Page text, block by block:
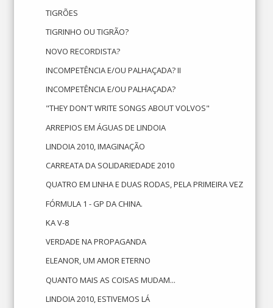
TIGRÕES
TIGRINHO OU TIGRÃO?
NOVO RECORDISTA?
INCOMPETÊNCIA E/OU PALHAÇADA? II
INCOMPETÊNCIA E/OU PALHAÇADA?
"THEY DON'T WRITE SONGS ABOUT VOLVOS"
ARREPIOS EM ÁGUAS DE LINDOIA
LINDOIA 2010, IMAGINAÇÃO
CARREATA DA SOLIDARIEDADE 2010
QUATRO EM LINHA E DUAS RODAS, PELA PRIMEIRA VEZ
FÓRMULA 1 - GP DA CHINA.
KA V-8
VERDADE NA PROPAGANDA
ELEANOR, UM AMOR ETERNO
QUANTO MAIS AS COISAS MUDAM...
LINDOIA 2010, ESTIVEMOS LÁ